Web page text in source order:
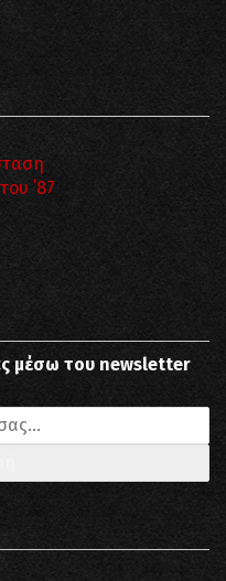
΄87
μέσω του newsletter